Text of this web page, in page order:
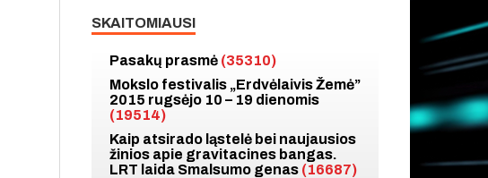
SKAITOMIAUSI
Pasakų prasmė (35310)
Mokslo festivalis „Erdvėlaivis Žemė”
2015 rugsėjo 10 – 19 dienomis
(19514)
Kaip atsirado ląstelė bei naujausios
žinios apie gravitacines bangas.
LRT laida Smalsumo genas (16687)